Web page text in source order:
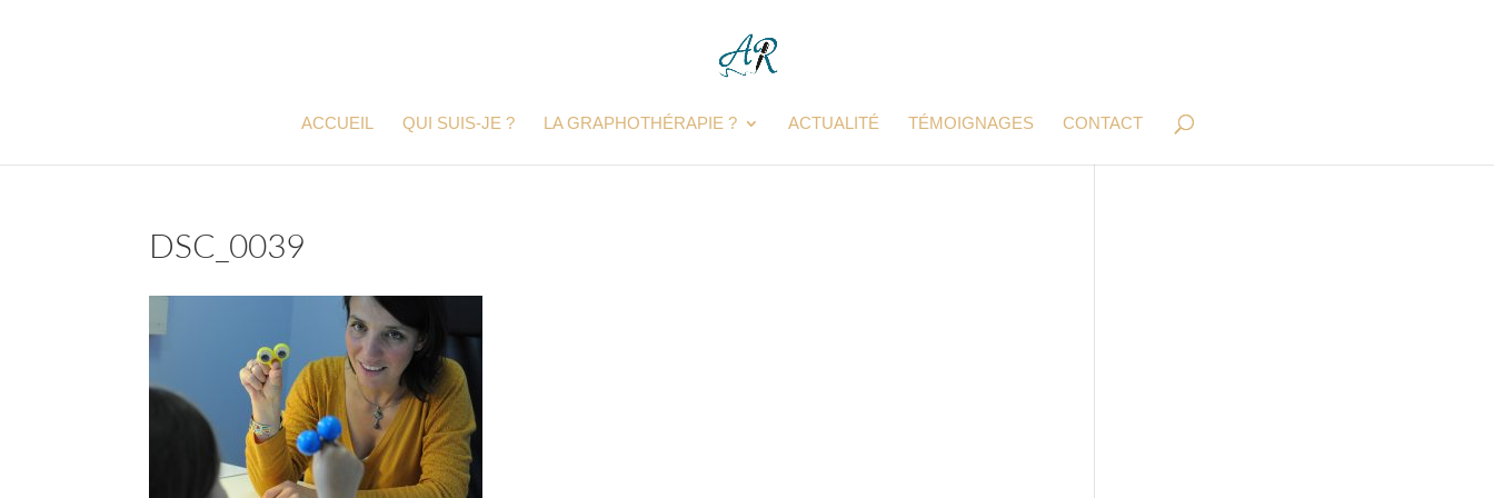
ACCUEIL QUI SUIS-JE ? LA GRAPHOTHÉRAPIE ? ACTUALITÉ TÉMOIGNAGES CONTACT
DSC_0039